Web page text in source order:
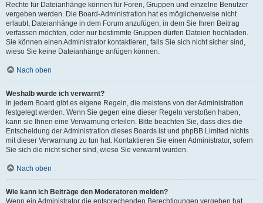
Rechte für Dateianhänge können für Foren, Gruppen und einzelne Benutzer
vergeben werden. Die Board-Administration hat es möglicherweise nicht
erlaubt, Dateianhänge in dem Forum anzufügen, in dem Sie Ihren Beitrag
verfassen möchten, oder nur bestimmte Gruppen dürfen Dateien hochladen.
Sie können einen Administrator kontaktieren, falls Sie sich nicht sicher sind,
wieso Sie keine Dateianhänge anfügen können.
Nach oben
Weshalb wurde ich verwarnt?
In jedem Board gibt es eigene Regeln, die meistens von der Administration
festgelegt werden. Wenn Sie gegen eine dieser Regeln verstoßen haben,
kann sie Ihnen eine Verwarnung erteilen. Bitte beachten Sie, dass dies die
Entscheidung der Administration dieses Boards ist und phpBB Limited nichts
mit dieser Verwarnung zu tun hat. Kontaktieren Sie einen Administrator, sofern
Sie sich die nicht sicher sind, wieso Sie verwarnt wurden.
Nach oben
Wie kann ich Beiträge den Moderatoren melden?
Wenn ein Administrator die entsprechenden Berechtigungen vergeben hat,